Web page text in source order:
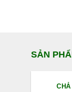
SẢN